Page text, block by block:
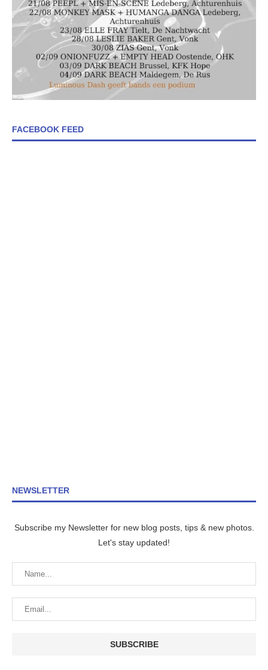
FACEBOOK FEED
NEWSLETTER
Subscribe my Newsletter for new blog posts, tips & new photos.
Let's stay updated!